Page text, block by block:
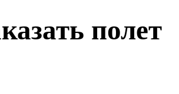
полет